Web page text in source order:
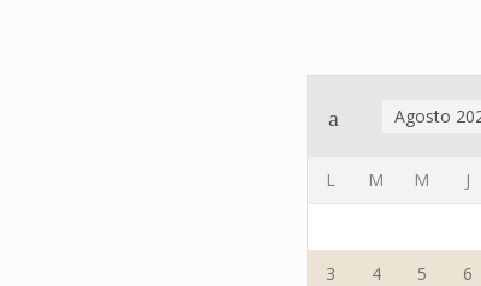
Agosto
L M M J
3 4 5 6